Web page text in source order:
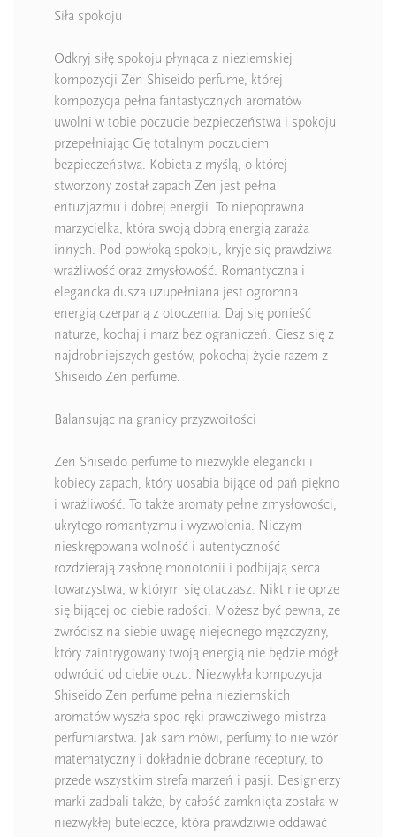
Siła spokoju
Odkryj siłę spokoju płynąca z nieziemskiej
kompozycji Zen Shiseido perfume, której
kompozycja pełna fantastycznych aromatów
uwolni w tobie poczucie bezpieczeństwa i spokoju
przepełniając Cię totalnym poczuciem
bezpieczeństwa. Kobieta z myślą, o której
stworzony został zapach Zen jest pełna
entuzjazmu i dobrej energii. To niepoprawna
marzycielka, która swoją dobrą energią zaraża
innych. Pod powłoką spokoju, kryje się prawdziwa
wrażliwość oraz zmysłowość. Romantyczna i
elegancka dusza uzupełniana jest ogromna
energią czerpaną z otoczenia. Daj się ponieść
naturze, kochaj i marz bez ograniczeń. Ciesz się z
najdrobniejszych gestów, pokochaj życie razem z
Shiseido Zen perfume.
Balansując na granicy przyzwoitości
Zen Shiseido perfume to niezwykle elegancki i
kobiecy zapach, który uosabia bijące od pań piękno
i wrażliwość. To także aromaty pełne zmysłowości,
ukrytego romantyzmu i wyzwolenia. Niczym
nieskrępowana wolność i autentyczność
rozdzierają zasłonę monotonii i podbijają serca
towarzystwa, w którym się otaczasz. Nikt nie oprze
się bijącej od ciebie radości. Możesz być pewna, że
zwrócisz na siebie uwagę niejednego mężczyzny,
który zaintrygowany twoją energią nie będzie mógł
odwrócić od ciebie oczu. Niezwykła kompozycja
Shiseido Zen perfume pełna nieziemskich
aromatów wyszła spod ręki prawdziwego mistrza
perfumiarstwa. Jak sam mówi, perfumy to nie wzór
matematyczny i dokładnie dobrane receptury, to
przede wszystkim strefa marzeń i pasji. Designerzy
marki zadbali także, by całość zamknięta została w
niezwykłej buteleczce, która prawdziwie oddawać